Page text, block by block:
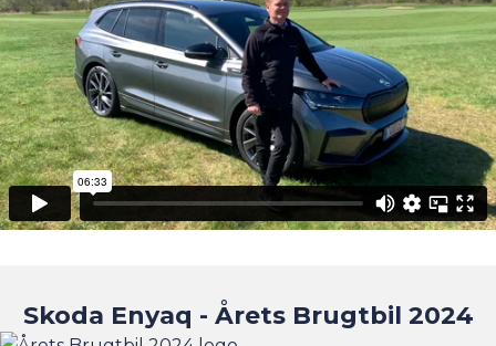
Skoda Enyaq - Årets Brugtbil 2024